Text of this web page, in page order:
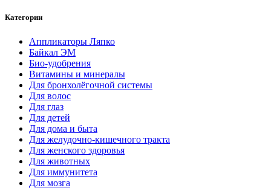
Категории
Аппликаторы Ляпко
Байкал ЭМ
Био-удобрения
Витамины и минералы
Для бронхолёгочной системы
Для волос
Для глаз
Для детей
Для дома и быта
Для желудочно-кишечного тракта
Для женского здоровья
Для животных
Для иммунитета
Для мозга